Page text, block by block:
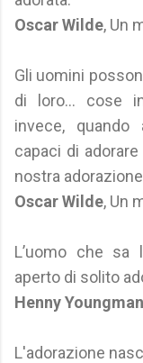
Oscar Wilde, Un
Gli uomini
di loro... cose
invece, quando
capaci di
nostra
Oscar Wilde, Un
L’uomo che
aperto di solito
Henny Youngman
L'adorazione